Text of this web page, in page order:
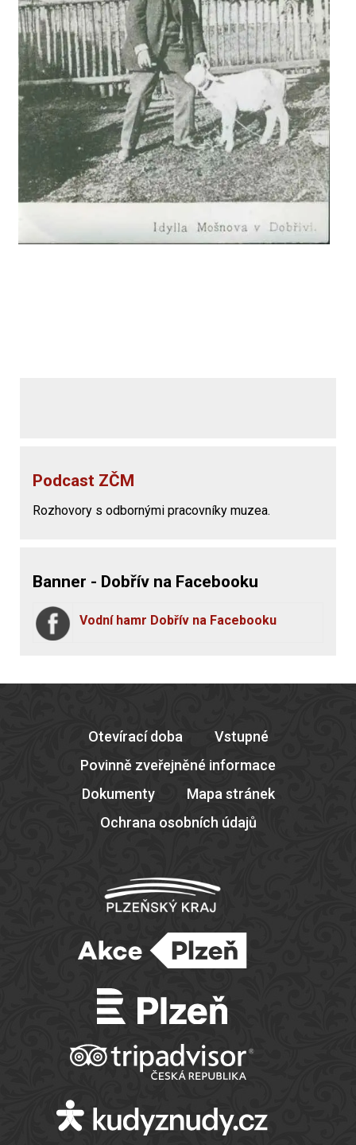
Podcast ZČM
Rozhovory s odbornými pracovníky muzea.
Banner - Dobřív na Facebooku
Vodní hamr Dobřív na Facebooku
Otevírací doba
Vstupné
Povinně zveřejněné informace
Dokumenty
Mapa stránek
Ochrana osobních údajů